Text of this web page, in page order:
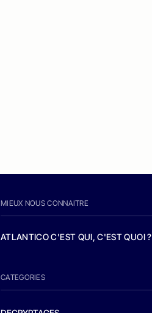
MIEUX NOUS CONNAITRE
ATLANTICO C'EST QUI, C'EST QUOI ?
CATEGORIES